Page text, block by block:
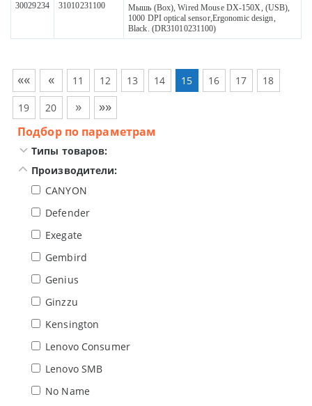
30029234 31010231100
Мышь (Box), Wired Mouse DX-150X, (USB),
1000 DPI optical sensor,Ergonomic design,
Black. (DR31010231100)
«« « 11 12 13 14 15 16 17 18
19 20 » »»
Подбор по параметрам
Типы товаров:
Производители:
CANYON
Defender
Exegate
Gembird
Genius
Ginzzu
Kensington
Lenovo Consumer
Lenovo SMB
No Name